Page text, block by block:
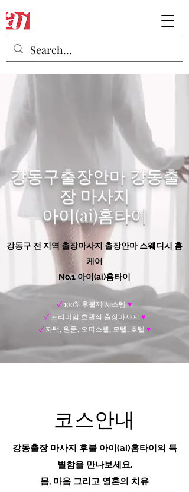
강동구출장안마 강동출
장 마사지
​아이(ai)홈타이
강동구 전 지역 출장마사지 출장안마 스웨디시 홈
케어
No.1 아이(ai)홈타이
✓ 100% 후불제 시스템 ♥
✓프리미엄 호텔식 출장마사지 ♥
✓자택, 원룸, 오피스텔, 모텔, 호텔 ♥
코스안내
강동출장 마사지 후불 아이(ai)홈타이의 특
별함을 만나보세요.
​몸, 마음 그리고 영혼의 치유